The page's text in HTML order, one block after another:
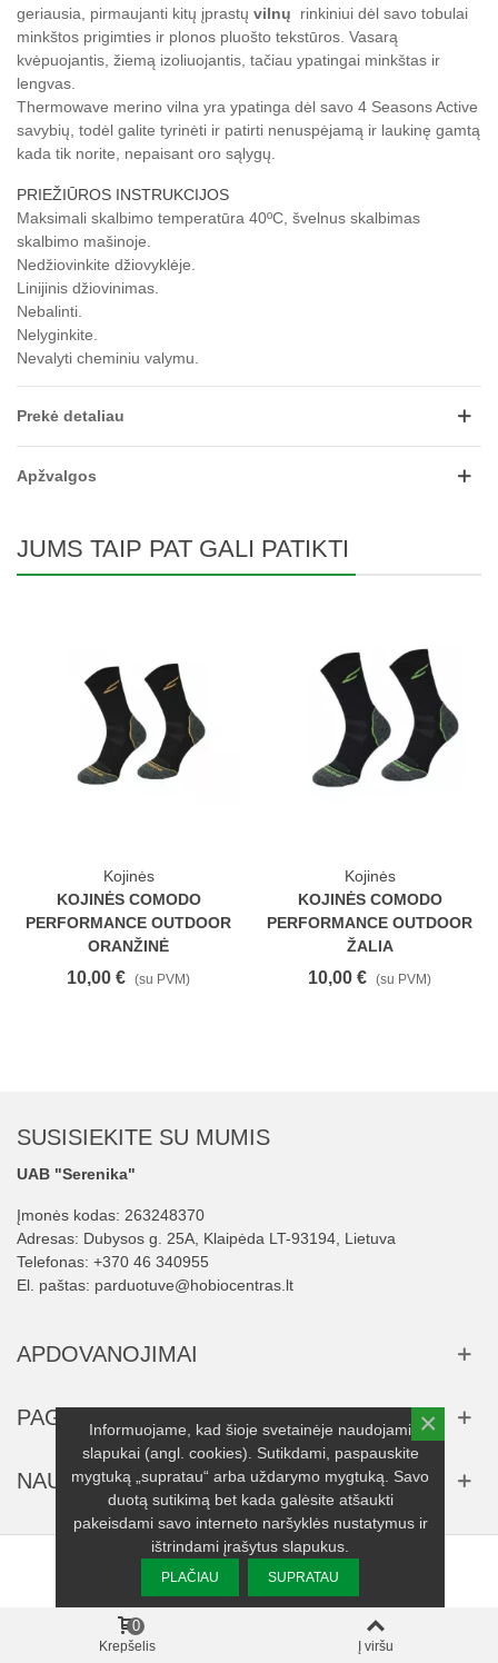
geriausia, pirmaujanti kitų įprastų vilnų rinkiniui dėl savo tobulai
minkštos prigimties ir plonos pluošto tekstūros. Vasarą
kvėpuojantis, žiemą izoliuojantis, tačiau ypatingai minkštas ir
lengvas.
Thermowave merino vilna yra ypatinga dėl savo 4 Seasons Active
savybių, todėl galite tyrinėti ir patirti nenuspėjamą ir laukinę gamtą
kada tik norite, nepaisant oro sąlygų.
PRIEŽIŪROS INSTRUKCIJOS
Maksimali skalbimo temperatūra 40ºC, švelnus skalbimas
skalbimo mašinoje.
Nedžiovinkite džiovyklėje.
Linijinis džiovinimas.
Nebalinti.
Nelyginkite.
Nevalyti cheminiu valymu.
Prekė detaliau
Apžvalgos
JUMS TAIP PAT GALI PATIKTI
Kojinės
KOJINĖS COMODO
PERFORMANCE OUTDOOR
ORANŽINĖ
10,00 € (su PVM)
Kojinės
KOJINĖS COMODO
PERFORMANCE OUTDOOR
ŽALIA
10,00 € (su PVM)
SUSISIEKITE SU MUMIS
UAB "Serenika"
Įmonės kodas: 263248370
Adresas: Dubysos g. 25A, Klaipėda LT-93194, Lietuva
Telefonas: +370 46 340955
El. paštas: parduotuve@hobiocentras.lt
APDOVANOJIMAI
PAGALBA
NAUJIENLAIŠKIS
© 2025 UAB "Serenika" visos teisės saugomos.
Krepšelis
0
Į viršu
Informuojame, kad šioje svetainėje naudojami
slapukai (angl. cookies). Sutikdami, paspauskite
mygtuką „supratau“ arba uždarymo mygtuką. Savo
duotą sutikimą bet kada galėsite atšaukti
pakeisdami savo interneto naršyklės nustatymus ir
ištrindami įrašytus slapukus.
PLAČIAU SUPRATAU
×